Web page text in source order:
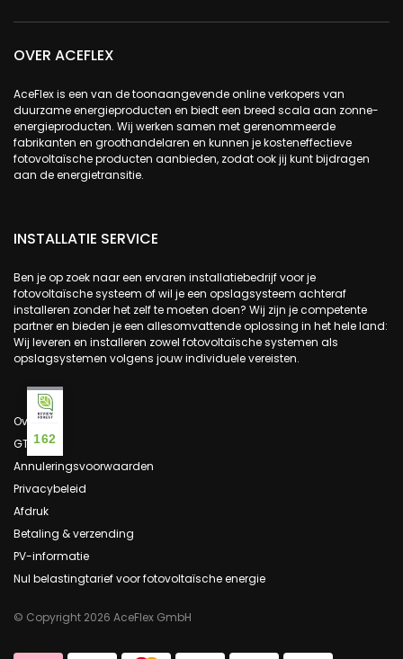
OVER ACEFLEX
AceFlex is een van de toonaangevende online verkopers van
duurzame energieproducten en biedt een breed scala aan zonne-
energieproducten. Wij werken samen met gerenommeerde
fabrikanten en groothandelaren en kunnen je kosteneffectieve
fotovoltaïsche producten aanbieden, zodat ook jij kunt bijdragen
aan de energietransitie.
INSTALLATIE SERVICE
Ben je op zoek naar een ervaren installatiebedrijf voor je
fotovoltaïsche systeem of wil je een opslagsysteem achteraf
installeren zonder het zelf te moeten doen? Wij zijn je competente
partner en bieden je een allesomvattende oplossing in het hele land:
Wij leveren en installeren zowel fotovoltaïsche systemen als
opslagsystemen volgens jouw individuele vereisten.
Over ons
GTC
Annuleringsvoorwaarden
Privacybeleid
Afdruk
Betaling & verzending
PV-informatie
Nul belastingtarief voor fotovoltaïsche energie
© Copyright 2026 AceFlex GmbH
162